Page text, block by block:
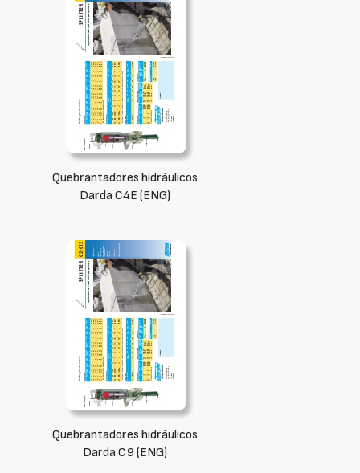
Quebrantadores hidráulicos
Darda C4E (ENG)
Quebrantadores hidráulicos
Darda C9 (ENG)